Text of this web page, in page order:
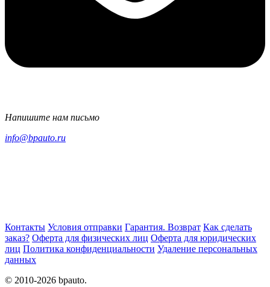
Напишите нам письмо
info@bpauto.ru
Контакты Условия отправки Гарантия. Возврат Как сделать
заказ? Оферта для физических лиц Оферта для юридических
лиц Политика конфиденциальности Удаление персональных
данных
© 2010-2026 bpauto.